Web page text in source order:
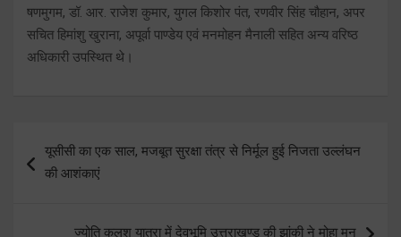
षणमुगम, डॉ. आर. राजेश कुमार, युगल किशोर पंत, रणवीर सिंह चौहान, अपर
सचित हिमांशु खुराना, अपूर्वा पाण्डेय एवं मनमोहन मैनाली सहित अन्य वरिष्ठ
अधिकारी उपस्थित थे।
navigation
यूसीसी का एक साल, मजबूत सुरक्षा तंत्र से निर्मूल हुई निजता उल्लंघन
की आशंकाएं
ज्योति कलश यात्रा में देवभूमि उत्तराखण्ड की झांकी ने मोहा मन